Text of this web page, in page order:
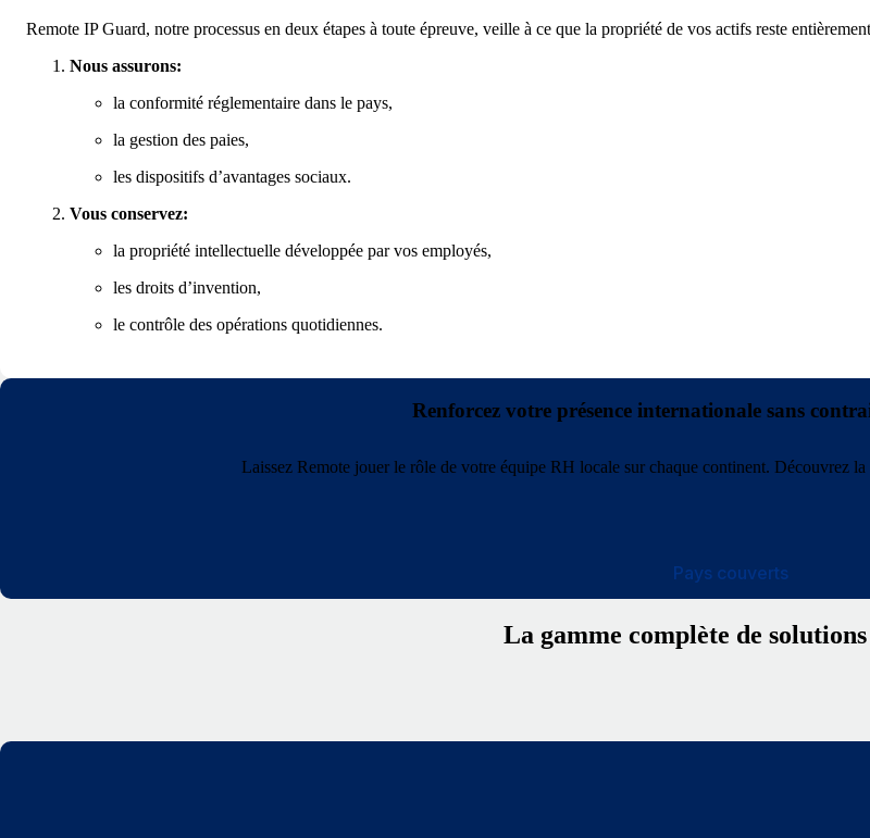
Remote IP Guard, notre processus en deux étapes à toute épreuve, veille à ce que la propriété de vos actifs reste
Nous assurons:
la conformité réglementaire dans le pays,
la gestion des paies,
les dispositifs d’avantages sociaux.
Vous conservez:
la propriété intellectuelle développée par vos employés,
les droits d’invention,
le contrôle des opérations quotidiennes.
Renforcez votre présence internationale sans
Laissez Remote jouer le rôle de votre équipe RH locale sur chaque continent. Découvrez
Pays couverts
La gamme complète de